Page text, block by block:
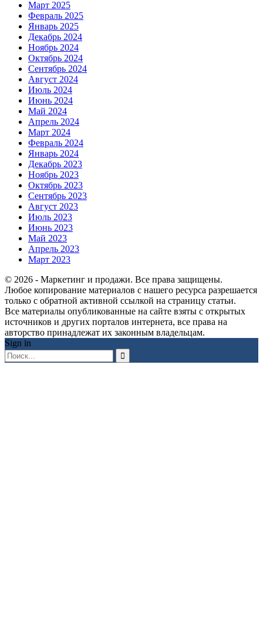
Март 2025
Февраль 2025
Январь 2025
Декабрь 2024
Ноябрь 2024
Октябрь 2024
Сентябрь 2024
Август 2024
Июль 2024
Июнь 2024
Май 2024
Апрель 2024
Март 2024
Февраль 2024
Январь 2024
Декабрь 2023
Ноябрь 2023
Октябрь 2023
Сентябрь 2023
Август 2023
Июль 2023
Июнь 2023
Май 2023
Апрель 2023
Март 2023
© 2026 - Маркетинг и продажи. Все права защищены.
Любое копирование материалов с нашего ресурса разрешается
только с обратной активной ссылкой на страницу статьи.
Все материалы опубликованные на сайте взяты с открытых
источников и других порталов интернета, все права на
авторство принадлежат их законным владельцам.
Sign in